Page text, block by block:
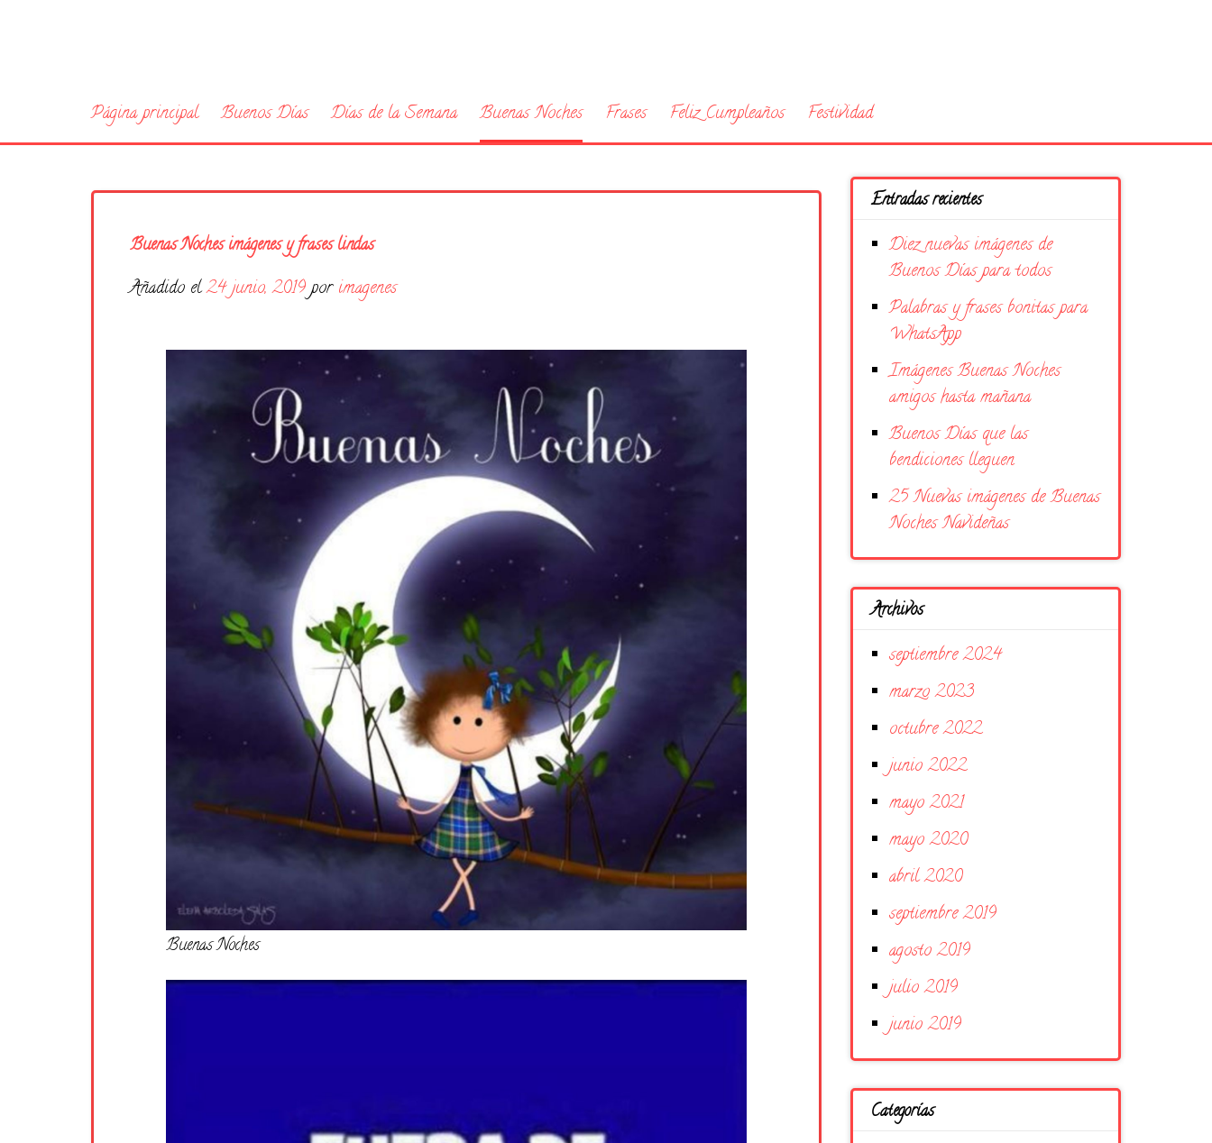
Página principal Buenos Días Días de la Semana Buenas Noches Frases Feliz Cumpleaños Festividad
Buenas Noches imágenes y frases lindas
Añadido el24 junio, 2019 por imagenes
Buenas Noches
Entradas recientes
Diez nuevas imágenes de
Buenos Días para todos
Palabras y frases bonitas para
WhatsApp
Imágenes Buenas Noches
amigos hasta mañana
Buenos Días que las
bendiciones lleguen
25 Nuevas imágenes de Buenas
Noches Navideñas
Archivos
septiembre 2024
marzo 2023
octubre 2022
junio 2022
mayo 2021
mayo 2020
abril 2020
septiembre 2019
agosto 2019
julio 2019
junio 2019
Categorías